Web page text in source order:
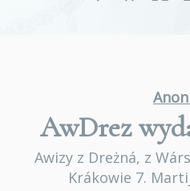
AwDrez
Awizy z Dreżná, z
Krákowie 7.